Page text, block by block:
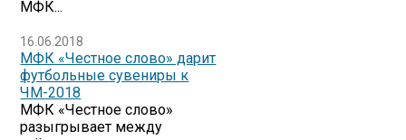
МФК...
16.06.2018
МФК «Честное слово» дарит
футбольные сувениры к
ЧМ-2018
МФК «Честное слово»
разыгрывает между